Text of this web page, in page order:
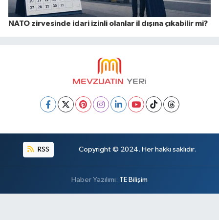
NATO zirvesinde idari izinli olanlar il dışına çıkabilir mi?
RSS Copyright © 2024. Her hakkı saklıdır.
Haber Yazılımı: TE Bilişim